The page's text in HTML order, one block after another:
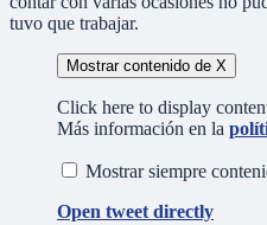
tuvo que trabajar.
Mostrar contenido de X
Click here to display
Más información en la
Mostrar siempre
Open tweet directly